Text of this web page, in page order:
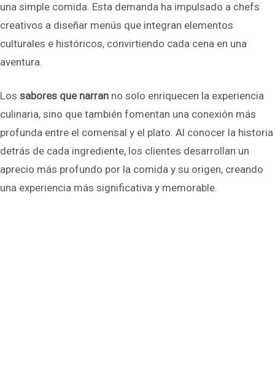
una simple comida. Esta demanda ha impulsado a chefs
creativos a diseñar menús que integran elementos
culturales e históricos, convirtiendo cada cena en una
aventura.
Los sabores que narran no solo enriquecen la experiencia
culinaria, sino que también fomentan una conexión más
profunda entre el comensal y el plato. Al conocer la historia
detrás de cada ingrediente, los clientes desarrollan un
aprecio más profundo por la comida y su origen, creando
una experiencia más significativa y memorable.